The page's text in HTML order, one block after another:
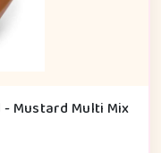
Mustard Multi Mix